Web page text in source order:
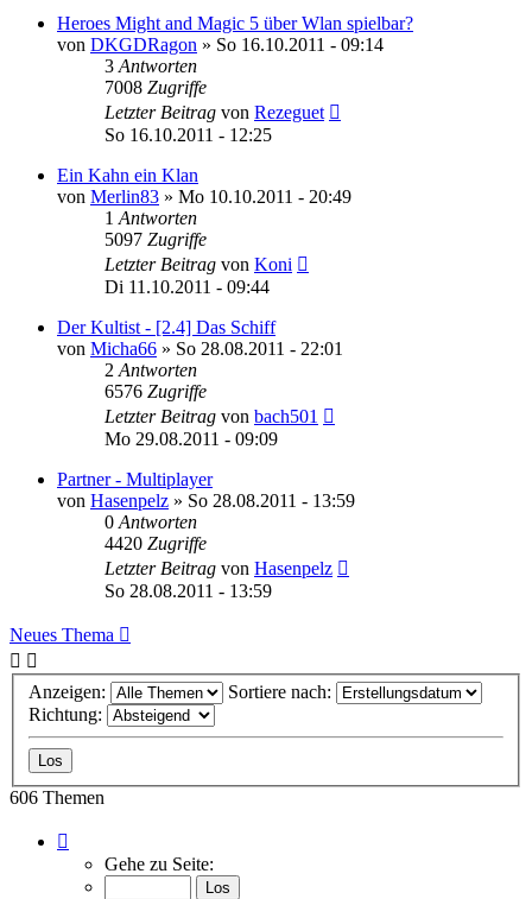
Heroes Might and Magic 5 über Wlan spielbar?
von DKGDRagon » So 16.10.2011 - 09:14
3 Antworten
7008 Zugriffe
Letzter Beitrag von Rezeguet
So 16.10.2011 - 12:25
Ein Kahn ein Klan
von Merlin83 » Mo 10.10.2011 - 20:49
1 Antworten
5097 Zugriffe
Letzter Beitrag von Koni
Di 11.10.2011 - 09:44
Der Kultist - [2.4] Das Schiff
von Micha66 » So 28.08.2011 - 22:01
2 Antworten
6576 Zugriffe
Letzter Beitrag von bach501
Mo 29.08.2011 - 09:09
Partner - Multiplayer
von Hasenpelz » So 28.08.2011 - 13:59
0 Antworten
4420 Zugriffe
Letzter Beitrag von Hasenpelz
So 28.08.2011 - 13:59
Neues Thema
Anzeigen:
Sortiere nach:
Richtung:
606 Themen
von
Gehe zu Seite: